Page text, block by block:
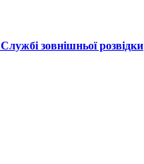
зовнішньої розвідки